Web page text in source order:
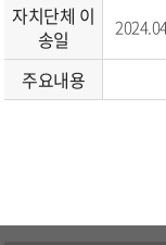
자치단체 이
송일
주요내용